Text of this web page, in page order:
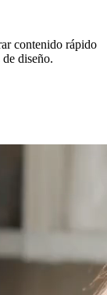
contenido rápido
diseño.